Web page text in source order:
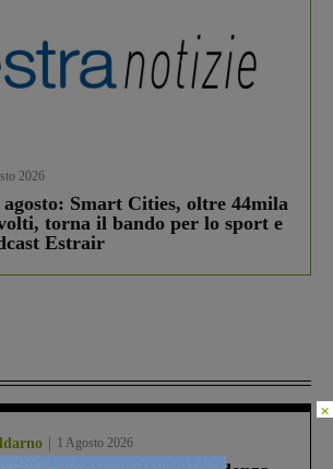
2026
Smart Cities, oltre 44mila
torna il bando per lo sport e
Estrair
1 Agosto 2026
×